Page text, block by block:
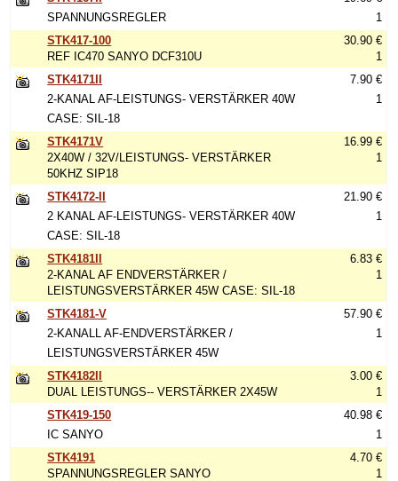
SPANNUNGSREGLER
1
STK417-100
REF IC470 SANYO DCF310U
30.90 €
1
STK4171II
2-KANAL AF-LEISTUNGS- VERSTÄRKER 40W
CASE: SIL-18
7.90 €
1
STK4171V
2X40W / 32V/LEISTUNGS- VERSTÄRKER
50KHZ SIP18
16.99 €
1
STK4172-II
2 KANAL AF-LEISTUNGS- VERSTÄRKER 40W
CASE: SIL-18
21.90 €
1
STK4181II
2-KANAL AF ENDVERSTÄRKER /
LEISTUNGSVERSTÄRKER 45W CASE: SIL-18
6.83 €
1
STK4181-V
2-KANALL AF-ENDVERSTÄRKER /
LEISTUNGSVERSTÄRKER 45W
57.90 €
1
STK4182II
DUAL LEISTUNGS-- VERSTÄRKER 2X45W
3.00 €
1
STK419-150
IC SANYO
40.98 €
1
STK4191
SPANNUNGSREGLER SANYO
4.70 €
1